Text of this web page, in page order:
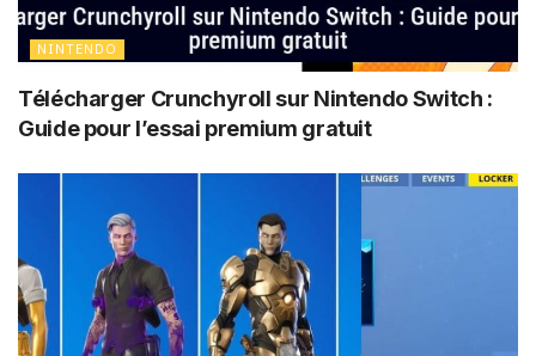
NINTENDO
Télécharger Crunchyroll sur Nintendo Switch :
Guide pour l’essai premium gratuit